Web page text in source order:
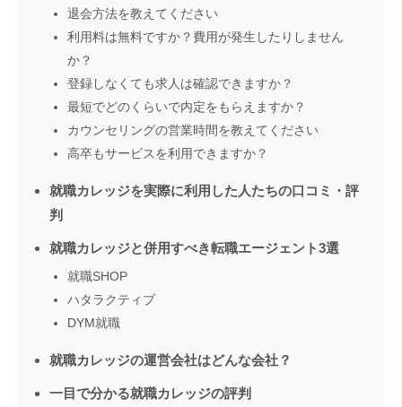
退会方法を教えてください
利用料は無料ですか？費用が発生したりしません
か？
登録しなくても求人は確認できますか？
最短でどのくらいで内定をもらえますか？
カウンセリングの営業時間を教えてください
高卒もサービスを利用できますか？
就職カレッジを実際に利用した人たちの口コミ・評
判
就職カレッジと併用すべき転職エージェント3選
就職SHOP
ハタラクティブ
DYM就職
就職カレッジの運営会社はどんな会社？
一目で分かる就職カレッジの評判